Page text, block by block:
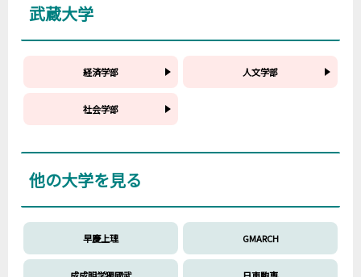
武蔵大学
経済学部 人文学部
社会学部
他の大学を見る
早慶上理 GMARCH